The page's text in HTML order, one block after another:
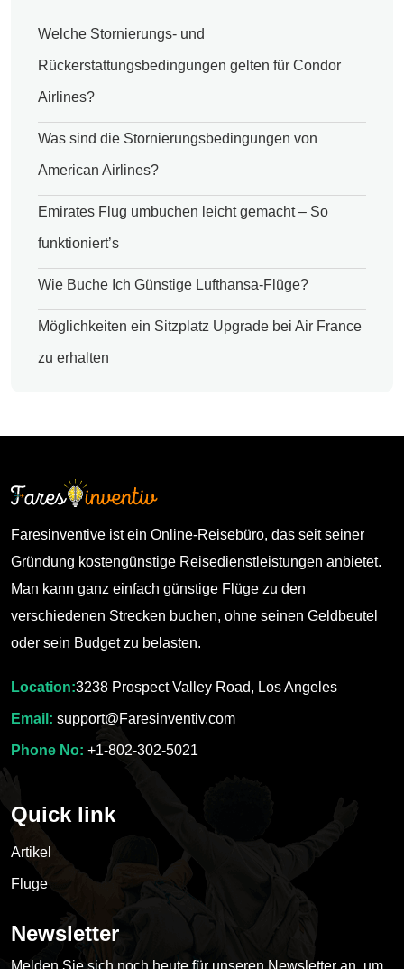
Welche Stornierungs- und
Rückerstattungsbedingungen gelten für Condor
Airlines?
Was sind die Stornierungsbedingungen von
American Airlines?
Emirates Flug umbuchen leicht gemacht – So
funktioniert’s
Wie Buche Ich Günstige Lufthansa-Flüge?
Möglichkeiten ein Sitzplatz Upgrade bei Air France
zu erhalten
Faresinventive ist ein Online-Reisebüro, das seit seiner
Gründung kostengünstige Reisedienstleistungen anbietet.
Man kann ganz einfach günstige Flüge zu den
verschiedenen Strecken buchen, ohne seinen Geldbeutel
oder sein Budget zu belasten.
Location:3238 Prospect Valley Road, Los Angeles
Email: support@Faresinventiv.com
Phone No: +1-802-302-5021
Quick link
Artikel
Fluge
Newsletter
Melden Sie sich noch heute für unseren Newsletter an, um